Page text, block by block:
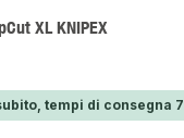
XL KNIPEX
tempi di consegna